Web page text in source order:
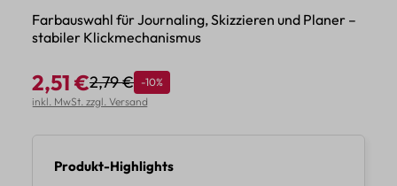
Farbauswahl für Journaling, Skizzieren und Planer –
stabiler Klickmechanismus
Verkaufspreis:
2,51 €Regulärer Preis:
2,79 € Rabatt
-10%
inkl. MwSt. zzgl. Versand
Produkt-Highlights